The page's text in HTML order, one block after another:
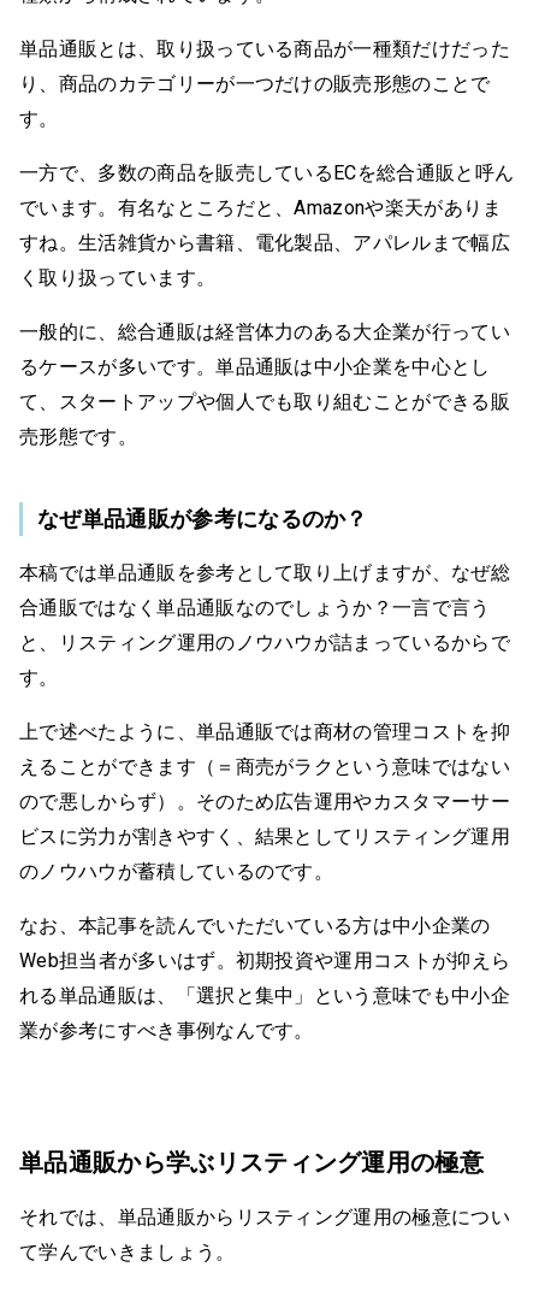
単品通販とは、取り扱っている商品が一種類だけだった
り、商品のカテゴリーが一つだけの販売形態のことで
す。
一方で、多数の商品を販売しているECを総合通販と呼ん
でいます。有名なところだと、Amazonや楽天がありま
すね。生活雑貨から書籍、電化製品、アパレルまで幅広
く取り扱っています。
一般的に、総合通販は経営体力のある大企業が行ってい
るケースが多いです。単品通販は中小企業を中心とし
て、スタートアップや個人でも取り組むことができる販
売形態です。
なぜ単品通販が参考になるのか？
本稿では単品通販を参考として取り上げますが、なぜ総
合通販ではなく単品通販なのでしょうか？一言で言う
と、リスティング運用のノウハウが詰まっているからで
す。
上で述べたように、単品通販では商材の管理コストを抑
えることができます（＝商売がラクという意味ではない
ので悪しからず）。そのため広告運用やカスタマーサー
ビスに労力が割きやすく、結果としてリスティング運用
のノウハウが蓄積しているのです。
なお、本記事を読んでいただいている方は中小企業の
Web担当者が多いはず。初期投資や運用コストが抑えら
れる単品通販は、「選択と集中」という意味でも中小企
業が参考にすべき事例なんです。
単品通販から学ぶリスティング運用の極意
それでは、単品通販からリスティング運用の極意につい
て学んでいきましょう。